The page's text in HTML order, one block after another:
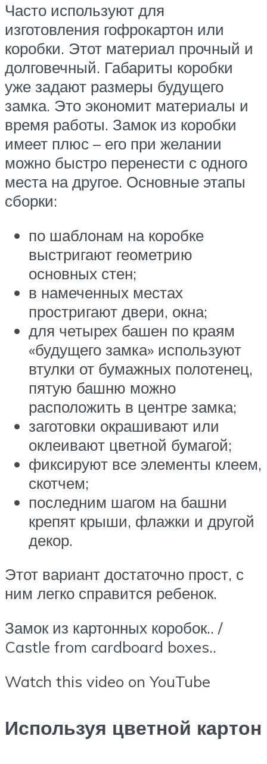
Часто используют для
изготовления гофрокартон или
коробки. Этот материал прочный и
долговечный. Габариты коробки
уже задают размеры будущего
замка. Это экономит материалы и
время работы. Замок из коробки
имеет плюс – его при желании
можно быстро перенести с одного
места на другое. Основные этапы
сборки:
по шаблонам на коробке
выстригают геометрию
основных стен;
в намеченных местах
простригают двери, окна;
для четырех башен по краям
«будущего замка» используют
втулки от бумажных полотенец,
пятую башню можно
расположить в центре замка;
заготовки окрашивают или
оклеивают цветной бумагой;
фиксируют все элементы клеем,
скотчем;
последним шагом на башни
крепят крыши, флажки и другой
декор.
Этот вариант достаточно прост, с
ним легко справится ребенок.
Замок из картонных коробок.. /
Castle from cardboard boxes..
Watch this video on YouTube
Используя цветной картон